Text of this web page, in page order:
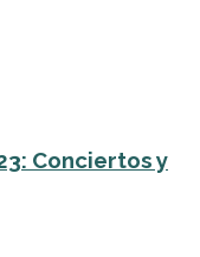
Conciertos y